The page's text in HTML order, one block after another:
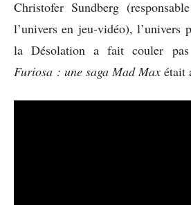
Christofer Sundberg
l’univers en jeu-vidéo), l’univers
la Désolation a fait couler
Furiosa : une saga Mad Max était